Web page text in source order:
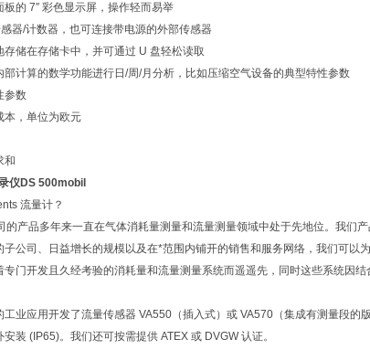
的 7″ 彩色显示屏，操作轻而易举
器/计数器，也可连接带电源的外部传感器
储在存储卡中，并可通过 U 盘轻松读取
计算的数学功能进行日/周/月分析，比如压缩空气设备的典型特性参数
参数
本，单位为欧元
和
仪DS 500mobil​
流量计？
的产品多年来一直在气体消耗量测量和流量测量领域中处于先地位。我们
公司、日益增长的规模以及在*范围内铺开的销售和服务网络，我们可以
门开发且久经考验的消耗量和流量测量系统而遥遥先，同时这些系统因
业应用开发了流量传感器 VA550（插入式）或 VA570（集成有测量段的
装 (IP65)。我们还可按需提供 ATEX 或 DVGW 认证。